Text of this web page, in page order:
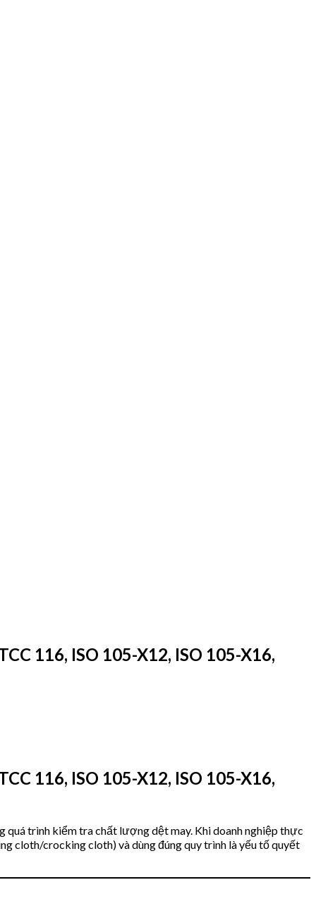
116, ISO 105-X12, ISO 105-X16,
116, ISO 105-X12, ISO 105-X16,
quá trình kiểm tra chất lượng dệt may. Khi doanh nghiệp thực
cloth/crocking cloth) và dùng đúng quy trình là yếu tố quyết